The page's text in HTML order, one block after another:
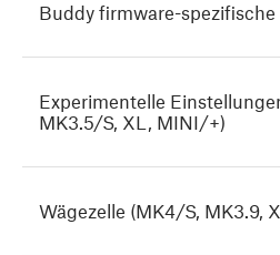
Buddy firmware-
Experimentelle
MK3.5/S, XL, MINI/+)
Wägezelle (MK4/S, MK3.9,